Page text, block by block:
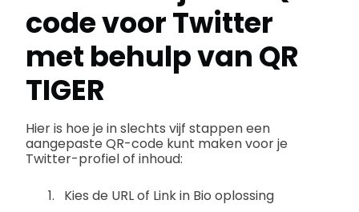
code voor Twitter
met behulp van QR
TIGER
Hier is hoe je in slechts vijf stappen een
aangepaste QR-code kunt maken voor je
Twitter-profiel of inhoud:
Kies de URL of Link in Bio oplossing